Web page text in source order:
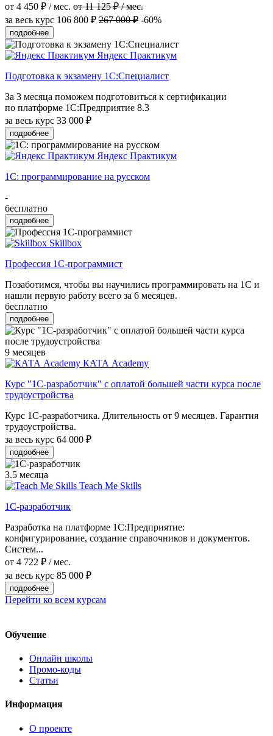
от 4 450 ₽ / мес. от 11 125 ₽ / мес.
за весь курс 106 800 ₽ 267 000 ₽ -60%
подробнее
Яндекс Практикум
Подготовка к экзамену 1С:Специалист
За 3 месяца поможем подготовиться к сертификации
по платформе 1С:Предприятие 8.3
за весь курс 33 000 ₽
подробнее
Яндекс Практикум
1С: программирование на русском
-
бесплатно
подробнее
Skillbox
Профессия 1С-программист
Позаботимся, чтобы вы научились программировать на 1С и
нашли первую работу всего за 6 месяцев.
бесплатно
подробнее
9 месяцев
КАТА Academy
Курс "1С-разработчик" с оплатой большей части курса после
трудоустройства
Курс 1С-разработчика. Длительность от 9 месяцев. Гарантия
трудоустройства.
за весь курс 64 000 ₽
подробнее
3.5 месяца
Teach Me Skills
1С-разработчик
Разработка на платформе 1С:Предприятие:
конфигурирование, создание справочников и документов.
Систем...
от 4 722 ₽ / мес.
за весь курс 85 000 ₽
подробнее
Перейти ко всем курсам
Обучение
Онлайн школы
Промо-коды
Статьи
Информация
О проекте